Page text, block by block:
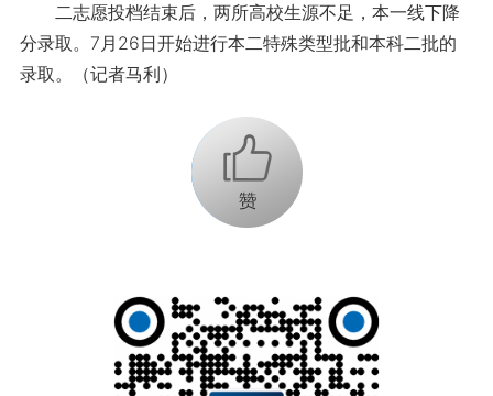
二志愿投档结束后，两所高校生源不足，本一线下降
分录取。7月26日开始进行本二特殊类型批和本科二批的
录取。（记者马利）
+1